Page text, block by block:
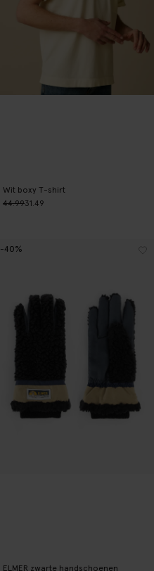
Wit boxy T-shirt
44.9931.49
ELMER zwarte handschoenen
-40%